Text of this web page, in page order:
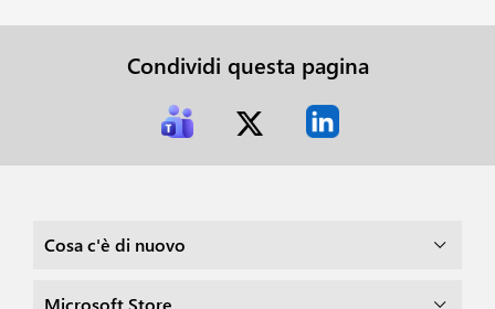
Condividi questa pagina
Cosa c'è di nuovo
Microsoft Store